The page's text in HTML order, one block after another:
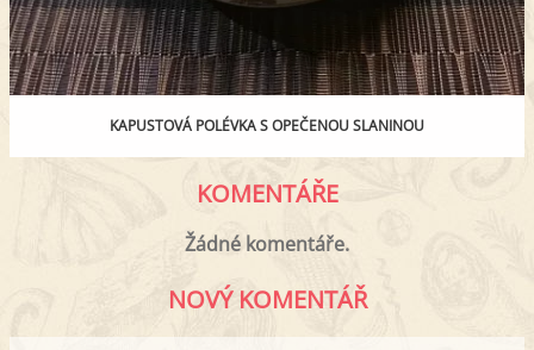
KAPUSTOVÁ POLÉVKA S OPEČENOU SLANINOU
KOMENTÁŘE
Žádné komentáře.
NOVÝ KOMENTÁŘ